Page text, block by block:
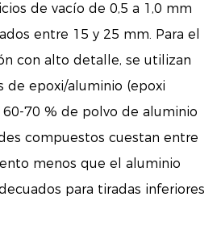
de vacío de 0,5 a 1,0 mm
entre 15 y 25 mm. Para el
con alto detalle, se utilizan
de epoxi/aluminio (epoxi
70 % de polvo de aluminio
compuestos cuestan entre
menos que el aluminio
para tiradas inferiores